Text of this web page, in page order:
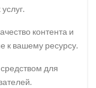
контента и
к вашему ресурсу.
для